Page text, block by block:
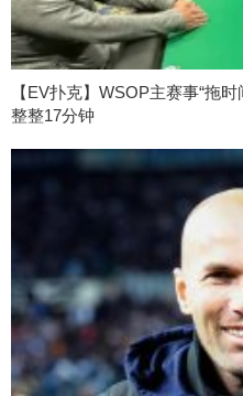
【EV扑克】WSOP主赛事“拖
整整17分钟